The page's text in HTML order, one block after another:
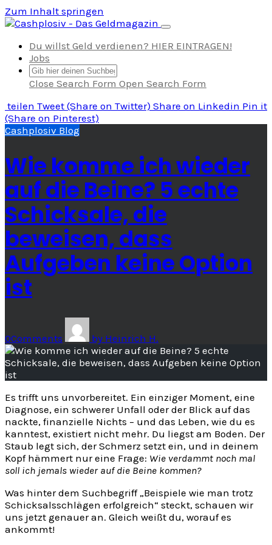
Zum Inhalt springen
Navigation umschalten
Du willst Geld verdienen? HIER EINTRAGEN!
Jobs
Close Search Form Open Search Form
teilen Tweet (Share on Twitter) Share on Linkedin Pin it
(Share on Pinterest)
Cashplosiv Blog
Wie komme ich wieder
auf die Beine? 5 echte
Schicksale, die
beweisen, dass
Aufgeben keine Option
ist
0Comments by Heinrich H.
Es trifft uns unvorbereitet. Ein einziger Moment, eine
Diagnose, ein schwerer Unfall oder der Blick auf das
nackte, finanzielle Nichts – und das Leben, wie du es
kanntest, existiert nicht mehr. Du liegst am Boden. Der
Staub legt sich, der Schmerz setzt ein, und in deinem
Kopf hämmert nur eine Frage: Wie verdammt noch mal
soll ich jemals wieder auf die Beine kommen?
Was hinter dem Suchbegriff „Beispiele wie man trotz
Schicksalsschlägen erfolgreich“ steckt, schauen wir
uns jetzt genauer an. Gleich weißt du, worauf es
ankommt!